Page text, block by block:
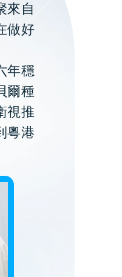
來自
做好
年穩
爾種
視推
粵港